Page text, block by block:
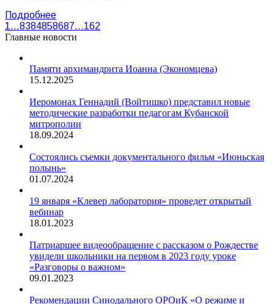
Подробнее
1…8384858687…162
Главные новости
Памяти архимандрита Иоанна (Экономцева)
15.12.2025
Иеромонах Геннадий (Войтишко) представил новые
методические разработки педагогам Кубанской
митрополии
18.09.2024
Состоялись съемки документального фильм «Июньская
полынь»
01.07.2024
19 января «Клевер лаборатория» проведет открытый
вебинар
18.01.2023
Патриаршее видеообращение с рассказом о Рождестве
увидели школьники на первом в 2023 году уроке
«Разговоры о важном»
09.01.2023
Рекомендации Синодального ОРОиК «О режиме и